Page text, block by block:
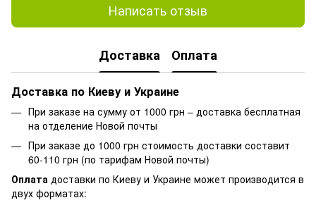
Написать отзыв
Доставка Оплата
Доставка по Киеву и Украине
При заказе на сумму от 1000 грн – доставка бесплатная
на отделение Новой почты
При заказе до 1000 грн стоимость доставки составит
60-110 грн (по тарифам Новой почты)
Оплата доставки по Киеву и Украине может производится в
двух форматах: